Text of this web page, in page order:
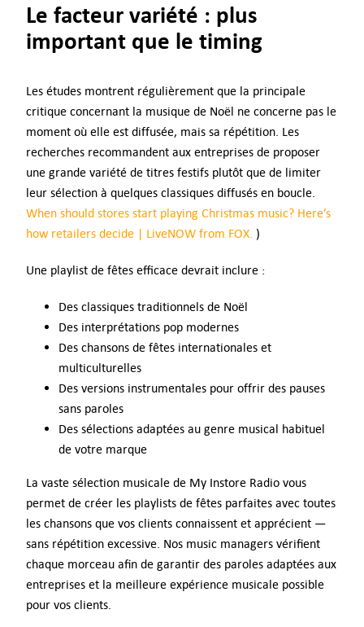
Le facteur variété : plus
important que le timing
Les études montrent régulièrement que la principale
critique concernant la musique de Noël ne concerne pas le
moment où elle est diffusée, mais sa répétition. Les
recherches recommandent aux entreprises de proposer
une grande variété de titres festifs plutôt que de limiter
leur sélection à quelques classiques diffusés en boucle.
When should stores start playing Christmas music? Here’s
how retailers decide | LiveNOW from FOX. )
Une playlist de fêtes efficace devrait inclure :
Des classiques traditionnels de Noël
Des interprétations pop modernes
Des chansons de fêtes internationales et
multiculturelles
Des versions instrumentales pour offrir des pauses
sans paroles
Des sélections adaptées au genre musical habituel
de votre marque
La vaste sélection musicale de My Instore Radio vous
permet de créer les playlists de fêtes parfaites avec toutes
les chansons que vos clients connaissent et apprécient —
sans répétition excessive. Nos music managers vérifient
chaque morceau afin de garantir des paroles adaptées aux
entreprises et la meilleure expérience musicale possible
pour vos clients.